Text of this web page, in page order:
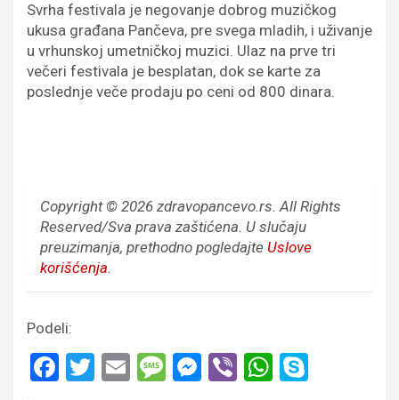
Svrha festivala je negovanje dobrog muzičkog
ukusa građana Pančeva, pre svega mladih, i uživanje
u vrhunskoj umetničkoj muzici. Ulaz na prve tri
večeri festivala je besplatan, dok se karte za
poslednje veče prodaju po ceni od 800 dinara.
Copyright © 2026 zdravopancevo.rs. All Rights
Reserved/Sva prava zaštićena. U slučaju
preuzimanja, prethodno pogledajte Uslove
korišćenja.
Podeli:
F
T
E
M M Vi W